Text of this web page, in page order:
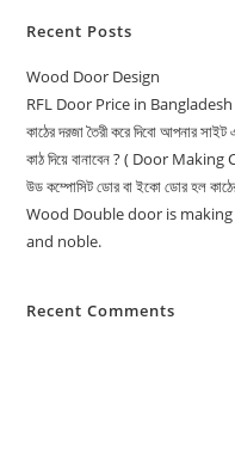
Recent Posts
Wood Door Design
RFL Door Price in Bangladesh
কাঠের দরজা তৈরী করে দিবো আপনার
কাঠ দিয়ে বানাবেন ? ( Door
উড কম্পোসিট ডোর বা ইকো ডোর হল কাঠের
Wood Double door is
and noble.
Recent Comments